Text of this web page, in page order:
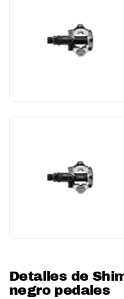
Detalles de
negro pedales